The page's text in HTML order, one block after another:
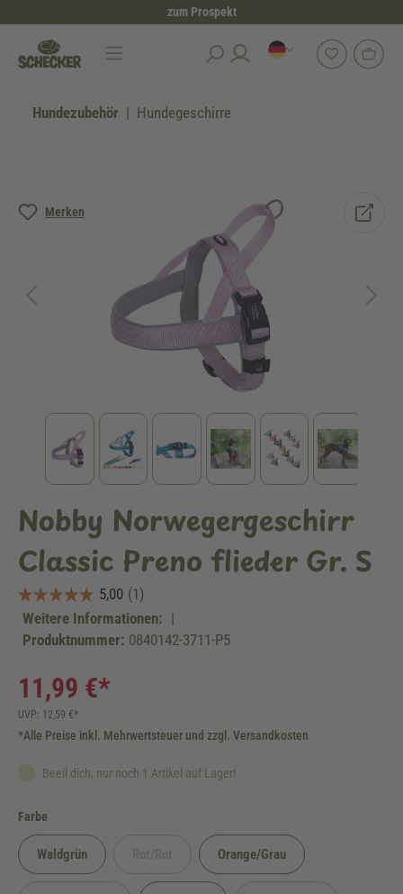
zum Prospekt
Hundezubehör Hundegeschirre
Merken
Bildergalerie überspringen
Nobby Norwegergeschirr
Classic Preno flieder Gr. S
Weitere Informationen: |
Produktnummer: 0840142-3711-P5
11,99 €*
UVP: 12,59 €*
*Alle Preise inkl. Mehrwertsteuer und zzgl. Versandkosten
Beeil dich, nur noch 1 Artikel auf Lager!
Farbe
Waldgrün (Diese Option ist zurzeit nicht verfügbar.)
Orange/Grau